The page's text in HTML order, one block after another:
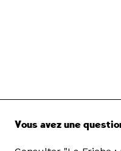
Vous avez une